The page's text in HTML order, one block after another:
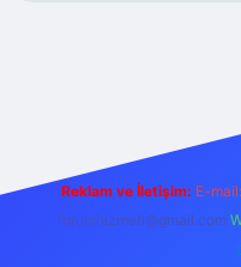
Reklam ve İletişim: E-mail:
forumhizmeti@gmail.com